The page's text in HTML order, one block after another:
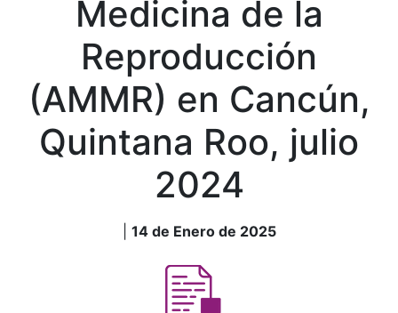
Medicina de la
Reproducción
(AMMR) en Cancún,
Quintana Roo, julio
2024
14 de Enero de 2025